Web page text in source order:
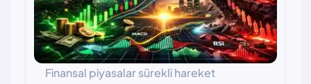
Finansal piyasalar sürekli hareket